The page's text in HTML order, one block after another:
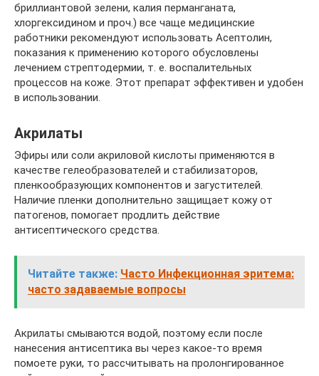
бриллиантовой зелени, калия перманганата,
хлоргексидином и проч.) все чаще медицинские
работники рекомендуют использовать Асептолин,
показания к применению которого обусловлены
лечением стрептодермии, т. е. воспалительных
процессов на коже. Этот препарат эффективен и удобен
в использовании.
Акрилаты
Эфиры или соли акриловой кислоты применяются в
качестве гелеобразователей и стабилизаторов,
пленкообразующих компонентов и загустителей.
Наличие пленки дополнительно защищает кожу от
патогенов, помогает продлить действие
антисептического средства.
Читайте также: Часто Инфекционная эритема:
часто задаваемые вопросы
Акрилаты смываются водой, поэтому если после
нанесения антисептика вы через какое-то время
помоете руки, то рассчитывать на пролонгированное